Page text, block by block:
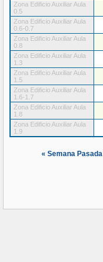
Zona Edificio Auxiliar Aula
0.5
Zona Edificio Auxiliar Aula
0.6-0.7
Zona Edificio Auxiliar Aula
0.8
Zona Edificio Auxiliar Aula
1.3
Zona Edificio Auxiliar Aula
1.5
Zona Edificio Auxiliar Aula
1.6-1.7
Zona Edificio Auxiliar Aula
1.8
Zona Edificio Auxiliar Aula
1.9
« Semana Pasada